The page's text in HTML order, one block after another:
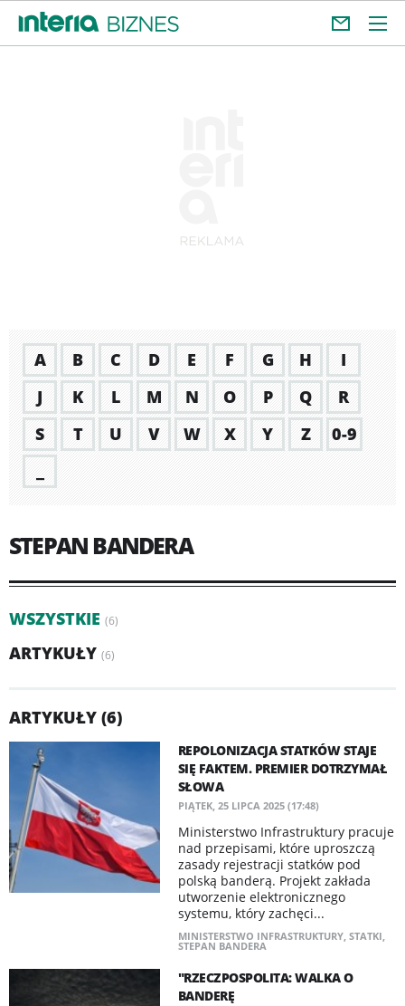
A B C D E F G H
I
J
K L M N O P Q
R
S
T U V W X Y Z
0-9
STEPAN BANDERA
WSZYSTKIE (6)
ARTYKUŁY (6)
ARTYKUŁY (6)
REPOLONIZACJA STATKÓW STAJE
SIĘ FAKTEM. PREMIER DOTRZYMAŁ
SŁOWA
PIĄTEK, 25 LIPCA 2025 (17:48)
Ministerstwo Infrastruktury pracuje
nad przepisami, które uproszczą
zasady rejestracji statków pod
polską banderą. Projekt zakłada
utworzenie elektronicznego
systemu, który zachęci...
MINISTERSTWO INFRASTRUKTURY, STATKI,
STEPAN BANDERA
"RZECZPOSPOLITA: WALKA O
BANDERĘ